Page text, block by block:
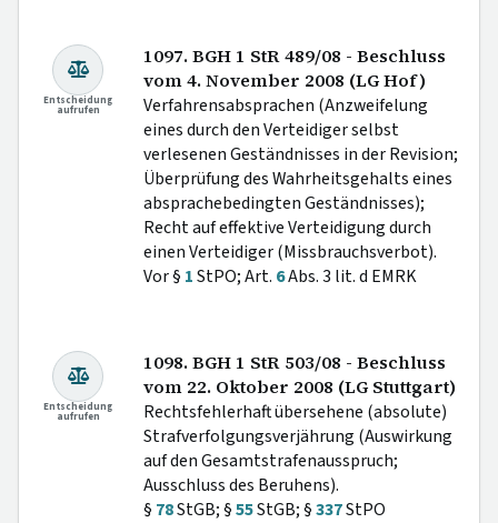
Entscheidung
aufrufen
1097. BGH 1 StR 489/08 - Beschluss
vom 4. November 2008 (LG Hof)
Verfahrensabsprachen (Anzweifelung
eines durch den Verteidiger selbst
verlesenen Geständnisses in der Revision;
Überprüfung des Wahrheitsgehalts eines
absprachebedingten Geständnisses);
Recht auf effektive Verteidigung durch
einen Verteidiger (Missbrauchsverbot).
Vor § 1StPO; Art. 6Abs. 3 lit. d EMRK
Entscheidung
aufrufen
1098. BGH 1 StR 503/08 - Beschluss
vom 22. Oktober 2008 (LG Stuttgart)
Rechtsfehlerhaft übersehene (absolute)
Strafverfolgungsverjährung (Auswirkung
auf den Gesamtstrafenausspruch;
Ausschluss des Beruhens).
§ 78StGB; §55StGB; §337StPO